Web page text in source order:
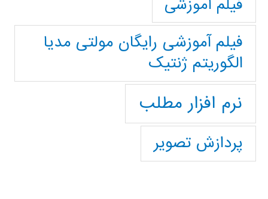
فیلم آموزشی
فیلم آموزشی رایگان مولتی مدیا
الگوریتم ژنتیک
نرم افزار مطلب
پردازش تصویر